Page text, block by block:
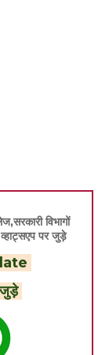
विभागों
पर जुड़े
जुड़े